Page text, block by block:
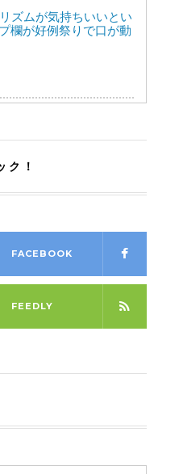
リズムが気持ちいいとい
欄が好例祭りで口が動
ク！
FACEBOOK
FEEDLY